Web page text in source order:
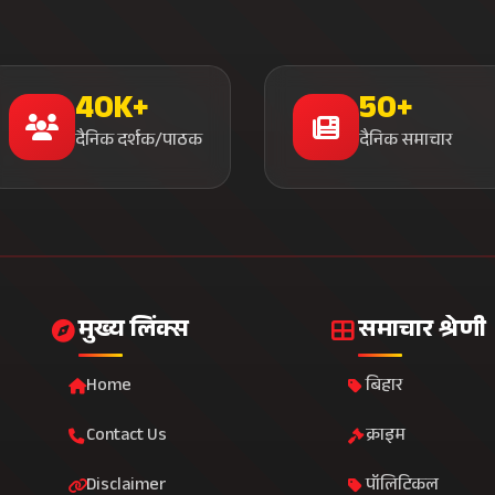
40K+
दैनिक दर्शक/पाठक
50+
दैनिक समाचार
मुख्य लिंक्स
Home
Contact Us
Disclaimer
समाचार श्रेणी
बिहार
क्राइम
पॉलिटिकल